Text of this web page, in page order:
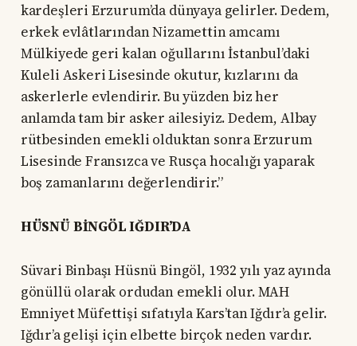
kardeşleri Erzurum’da dünyaya gelirler. Dedem,
erkek evlâtlarından Nizamettin amcamı
Mülkiyede geri kalan oğullarını İstanbul’daki
Kuleli Askeri Lisesinde okutur, kızlarını da
askerlerle evlendirir. Bu yüzden biz her
anlamda tam bir asker ailesiyiz. Dedem, Albay
rütbesinden emekli olduktan sonra Erzurum
Lisesinde Fransızca ve Rusça hocalığı yaparak
boş zamanlarını değerlendirir.”
HÜSNÜ BİNGÖL IĞDIR’DA
Süvari Binbaşı Hüsnü Bingöl, 1932 yılı yaz ayında
gönüllü olarak ordudan emekli olur. MAH
Emniyet Müfettişi sıfatıyla Kars’tan Iğdır’a gelir.
Iğdır’a gelişi için elbette birçok neden vardır.